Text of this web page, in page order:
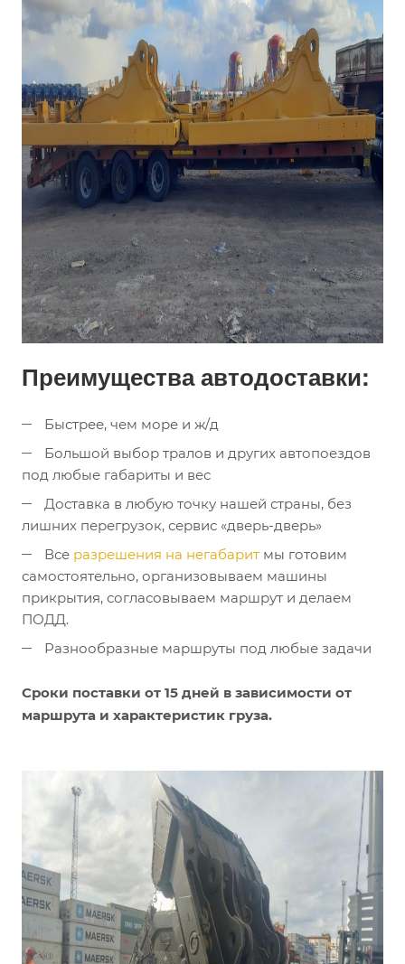
Преимущества автодоставки:
Быстрее, чем море и ж/д
Большой выбор тралов и других автопоездов
под любые габариты и вес
Доставка в любую точку нашей страны, без
лишних перегрузок, сервис «дверь-дверь»
Все разрешения на негабарит мы готовим
самостоятельно, организовываем машины
прикрытия, согласовываем маршрут и делаем
ПОДД.
Разнообразные маршруты под любые задачи
Сроки поставки от 15 дней в зависимости от
маршрута и характеристик груза.